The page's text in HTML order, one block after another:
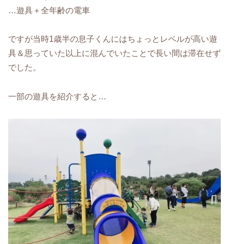
…遊具＋全年齢の電車
ですが当時1歳半の息子くんにはちょっとレベルが高い遊
具＆思っていた以上に混んでいたことで長い間は滞在せず
でした。
一部の遊具を紹介すると…